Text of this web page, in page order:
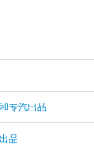
专汽出品
品